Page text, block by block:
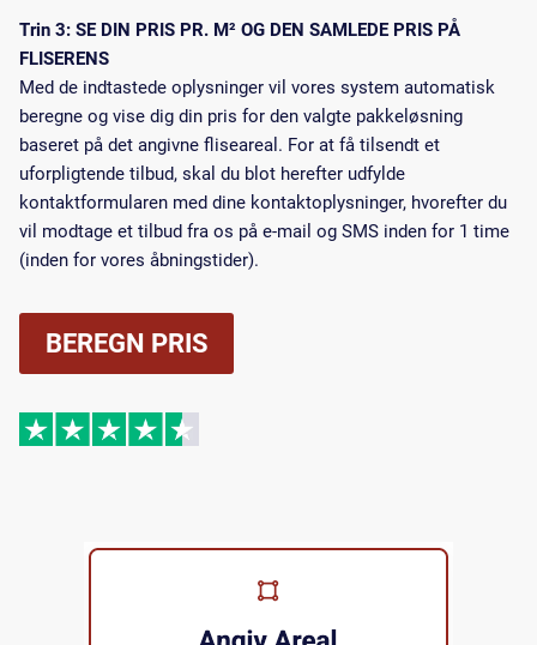
Trin 3: SE DIN PRIS PR. M² OG DEN SAMLEDE PRIS PÅ
FLISERENS
Med de indtastede oplysninger vil vores system automatisk
beregne og vise dig din pris for den valgte pakkeløsning
baseret på det angivne fliseareal. For at få tilsendt et
uforpligtende tilbud, skal du blot herefter udfylde
kontaktformularen med dine kontaktoplysninger, hvorefter du
vil modtage et tilbud fra os på e-mail og SMS inden for 1 time
(inden for vores åbningstider).
BEREGN PRIS